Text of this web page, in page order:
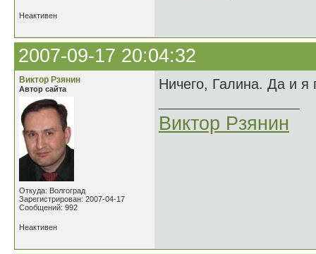
Неактивен
2007-09-17 20:04:32
Виктор Рзянин
Автор сайта
Откуда: Волгоград
Зарегистрирован: 2007-04-17
Сообщений: 992
Ничего, Галина. Да и я
Виктор Рзянин
Неактивен